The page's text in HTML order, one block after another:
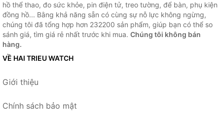
hồ thể thao, đo sức khỏe, pin điện tử, treo tường, để bàn, phụ kiện
đồng hồ... Bằng khả năng sẵn có cùng sự nỗ lực không ngừng,
chúng tôi đã tổng hợp hơn 232200 sản phẩm, giúp bạn có thể so
sánh giá, tìm giá rẻ nhất trước khi mua. Chúng tôi không bán
hàng.
VỀ HAI TRIEU WATCH
Giới thiệu
Chính sách bảo mật